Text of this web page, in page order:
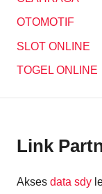
OTOMOTIF
SLOT ONLINE
TOGEL ONLINE
Link
Akses data sdy